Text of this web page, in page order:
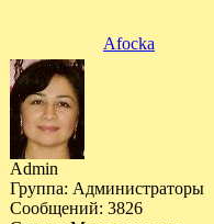
Afocka
Admin
Группа: Администраторы
Сообщений: 3826